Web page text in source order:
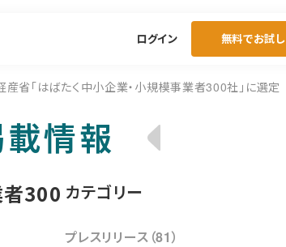
ログイン 無料でお試し
産省「はばたく中小企業・小規模事業者300社」に選定
載情報
者300 カテゴリー
プレスリリース（81）